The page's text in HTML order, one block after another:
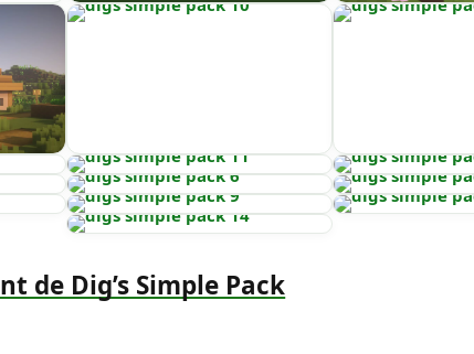
de Dig’s Simple Pack